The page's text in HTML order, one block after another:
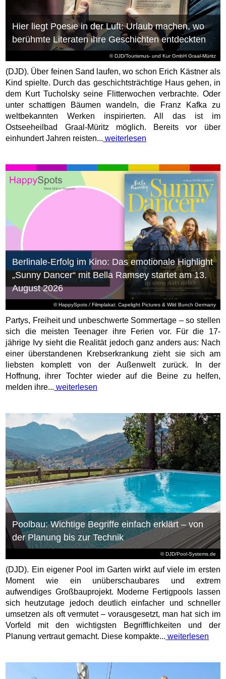
© DJD/Tourismus- und Kur GmbH Graal-Müritz
Hier liegt Poesie in der Luft: Urlaub machen, wo
berühmte Literaten ihre Geschichten entdeckten
(DJD). Über feinen Sand laufen, wo schon Erich Kästner als
Kind spielte. Durch das geschichtsträchtige Haus gehen, in
dem Kurt Tucholsky seine Flitterwochen verbrachte. Oder
unter schattigen Bäumen wandeln, die Franz Kafka zu
weltbekannten Werken inspirierten. All das ist im
Ostseeheilbad Graal-Müritz möglich. Bereits vor über
einhundert Jahren reisten... weiterlesen
© HappySpots / Filmplakat: Capelight Pictures & Wild Bunch Germany
Berlinale-Erfolg im Kino: Das emotionale Highlight
„Sunny Dancer“ mit Bella Ramsey startet am 13.
August 2026
Partys, Freiheit und unbeschwerte Sommertage – so stellen
sich die meisten Teenager ihre Ferien vor. Für die 17-
jährige Ivy sieht die Realität jedoch ganz anders aus: Nach
einer überstandenen Krebserkrankung zieht sie sich am
liebsten komplett von der Außenwelt zurück. In der
Hoffnung, ihrer Tochter wieder auf die Beine zu helfen,
melden ihre... weiterlesen
© DJD/Pool-Systems.de
Poolbau: Wichtige Begriffe einfach erklärt – von
der Planung bis zur Technik
(DJD). Ein eigener Pool im Garten wirkt auf viele im ersten
Moment wie ein unüberschaubares und extrem
aufwendiges Großbauprojekt. Moderne Fertigpools lassen
sich heutzutage jedoch deutlich einfacher und schneller
umsetzen als oft vermutet – vorausgesetzt, man hat sich im
Vorfeld mit den wichtigsten Begrifflichkeiten und der
Planung vertraut gemacht. Diese kompakte... weiterlesen